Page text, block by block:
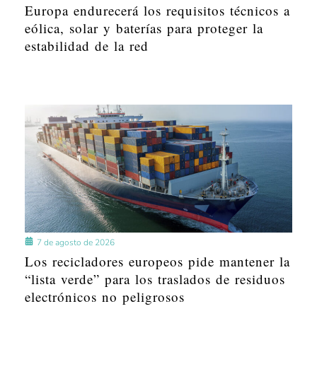
Europa endurecerá los requisitos técnicos a
eólica, solar y baterías para proteger la
estabilidad de la red
7 de agosto de 2026
Los recicladores europeos pide mantener la
“lista verde” para los traslados de residuos
electrónicos no peligrosos